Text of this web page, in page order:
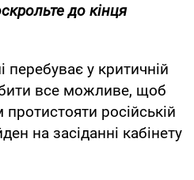
до кінця
перебуває у критичній
все можливе, щоб
російській
на засіданні кабінету